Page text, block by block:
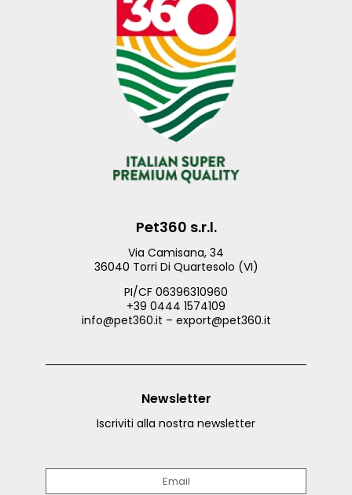
Pet360 s.r.l.
Via Camisana, 34
36040 Torri Di Quartesolo (VI)
PI/CF 06396310960
+39 0444 1574109
info@pet360.it – export@pet360.it
Newsletter
Iscriviti alla nostra newsletter